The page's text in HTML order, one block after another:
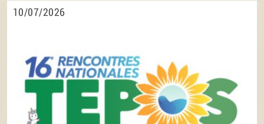
10/07/2026